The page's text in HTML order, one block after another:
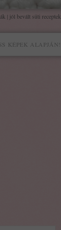
| jól bevált süti receptek
KÉPEK ALAPJÁN!